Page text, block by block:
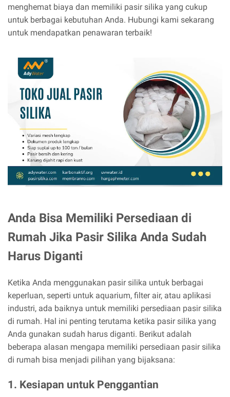
menghemat biaya dan memiliki pasir silika yang cukup
untuk berbagai kebutuhan Anda. Hubungi kami sekarang
untuk mendapatkan penawaran terbaik!
Anda Bisa Memiliki Persediaan di
Rumah Jika Pasir Silika Anda Sudah
Harus Diganti
Ketika Anda menggunakan pasir silika untuk berbagai
keperluan, seperti untuk aquarium, filter air, atau aplikasi
industri, ada baiknya untuk memiliki persediaan pasir silika
di rumah. Hal ini penting terutama ketika pasir silika yang
Anda gunakan sudah harus diganti. Berikut adalah
beberapa alasan mengapa memiliki persediaan pasir silika
di rumah bisa menjadi pilihan yang bijaksana:
1. Kesiapan untuk Penggantian